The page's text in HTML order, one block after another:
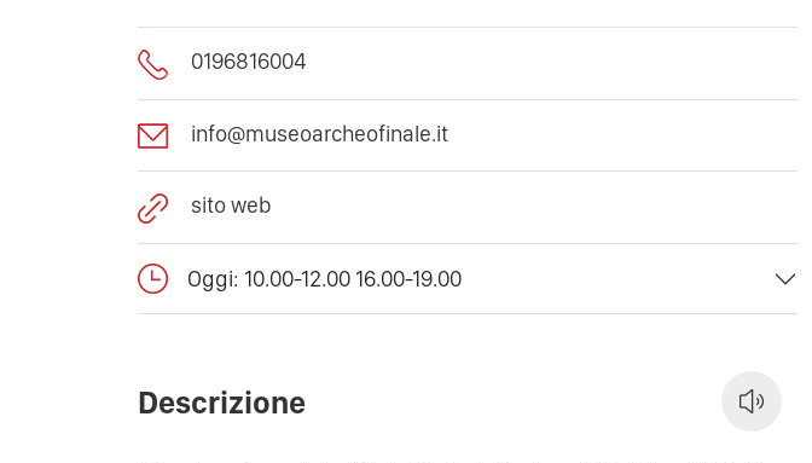
0196816004
info@museoarcheofinale.it
sito web
Oggi: 10.00-12.00 16.00-19.00
Descrizione